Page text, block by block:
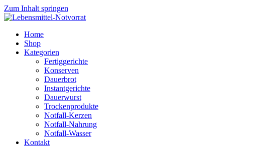
Zum Inhalt springen
Home
Shop
Kategorien
Fertiggerichte
Konserven
Dauerbrot
Instantgerichte
Dauerwurst
Trockenprodukte
Notfall-Kerzen
Notfall-Nahrung
Notfall-Wasser
Kontakt